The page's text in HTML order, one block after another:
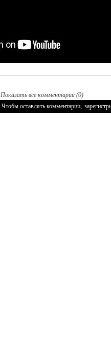
Показать все комментарии (0)
Чтобы оставлять комментарии,